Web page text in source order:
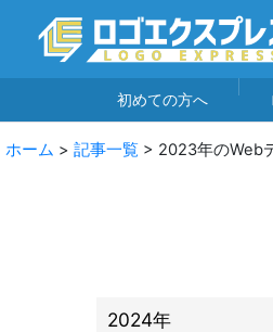
初めての方へ
ホーム > 記事一覧 > 2023年のWeb
2024年